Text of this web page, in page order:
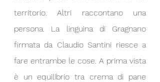
territorio. Altri raccontano una
persona. La linguina di Gragnano
firmata da Claudio Santini riesce a
fare entrambe le cose. A prima vista
è un equilibrio tra crema di pane